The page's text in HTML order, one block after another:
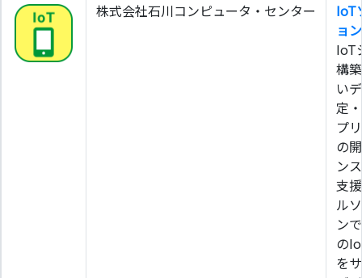
株式会社石川コンピュータ・センター
IoT
ョン
IoT
構
い
定
プ
の
ン
支
ル
ン
の
を